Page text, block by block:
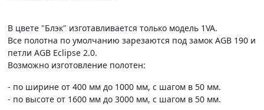
В цвете "Блэк" изготавливается только модель 1VA.
Все полотна по умолчанию зарезаются под замок AGB 190 и
петли AGB Eclipse 2.0.
Возможно изготовление полотен:
- по ширине от 400 мм до 1000 мм, с шагом в 50 мм.
- по высоте от 1600 мм до 3000 мм, с шагом в 50 мм.